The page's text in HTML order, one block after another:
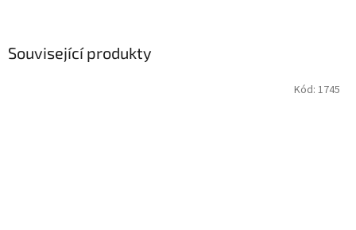
Související produkty
Kód: 1745